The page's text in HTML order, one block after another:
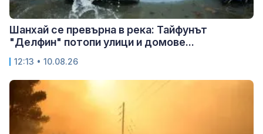
Шанхай се превърна в река: Тайфунът
"Делфин" потопи улици и домове...
12:13 • 10.08.26